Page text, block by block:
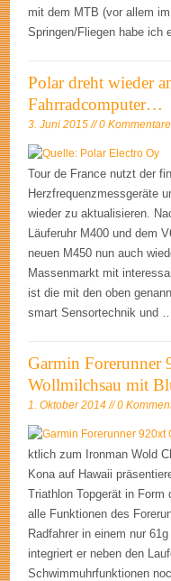
mit dem MTB (vor allem
Springen/Fliegen habe ich
Polar dreht wieder
Fahrradcomputer…
3. Juni 2015 // 0 Kommentare
Tour de France nutzt der
Herzfrequenzmessgeräte
wieder zu aktualisieren.
Läuferuhr M400 und dem
neuen M450 nun auch
Massenmarkt mit
ist die mit den oben
smart Sensortechnik und …
Garmin Forerunner
Wollmilchsau mit
1. Oktober 2014 // 0
ktlich zum Ironman Wold
Kona auf Hawaii
Triathlon Topgerät in
alle Funktionen des
Radfahrer in einem nur
integriert er neben den
Schwimmuhrfunktionen